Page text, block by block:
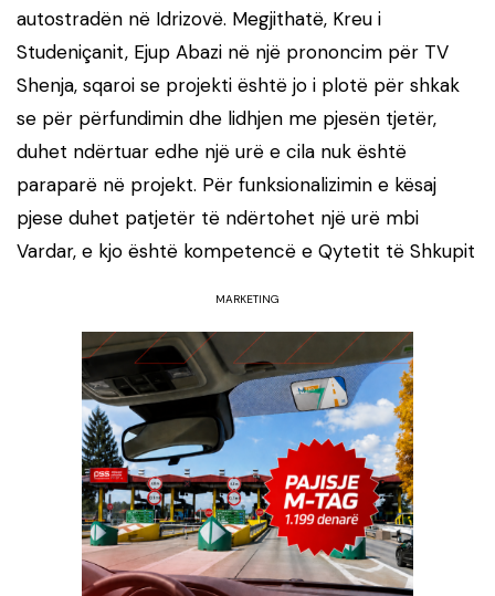
autostradën në Idrizovë. Megjithatë, Kreu i
Studeniçanit, Ejup Abazi në një prononcim për TV
Shenja, sqaroi se projekti është jo i plotë për shkak
se për përfundimin dhe lidhjen me pjesën tjetër,
duhet ndërtuar edhe një urë e cila nuk është
paraparë në projekt. Për funksionalizimin e kësaj
pjese duhet patjetër të ndërtohet një urë mbi
Vardar, e kjo është kompetencë e Qytetit të Shkupit
MARKETING